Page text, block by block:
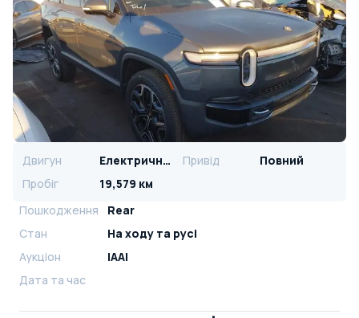
Двигун Електричний Привід
Повний
Пробіг
19,579 км
Пошкодження
Rear
Стан
На ​​ходу та русі
Аукціон
IAAI
Дата та час